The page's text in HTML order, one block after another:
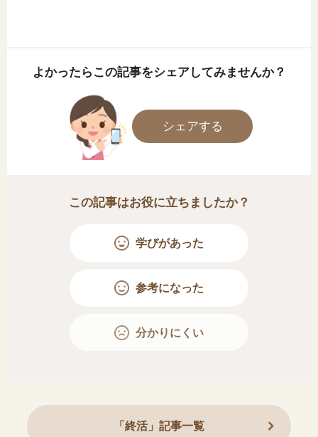
よかったらこの記事をシェアしてみませんか？
シェアする
この記事はお役に立ちましたか？
学びがあった
参考になった
分かりにくい
「終活」記事一覧